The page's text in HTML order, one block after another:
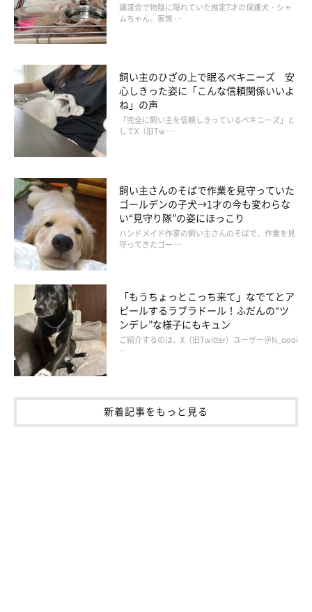
愛犬と愛猫は「無償の愛を注いでくれる存
在」
譲渡会で物陰に隠れていた推定7才の保護犬・シャ
ムちゃん。家族 …
飼い主のひざの上で眠るペキニーズ 安
心しきった姿に「こんな信頼関係いいよ
ね」の声
「完全に飼い主を信頼しきっているペキニーズ」と
してX（旧Tw …
飼い主さんのそばで作業を見守っていた
ゴールデンの子犬→1才の今も変わらな
い“見守り隊”の姿にほっこり
ハンドメイド作家の飼い主さんのそばで、作業を見
守ってきたゴー …
「もうちょっとこっち来て」なでてとア
ピールするラブラドール！ふだんの“ツ
ンデレ”な様子にもキュン
ご紹介するのは、X（旧Twitter）ユーザー＠N_oooi
…
新着記事をもっと見る